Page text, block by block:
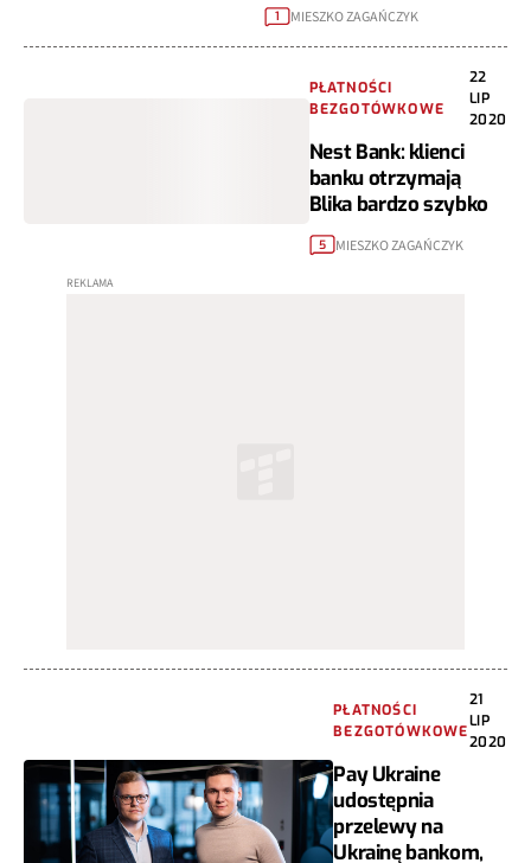
1 MIESZKO ZAGAŃCZYK
PŁATNOŚCI
BEZGOTÓWKOWE
22
LIP
2020
Nest Bank: klienci
banku otrzymają
Blika bardzo szybko
5 MIESZKO ZAGAŃCZYK
PŁATNOŚCI
BEZGOTÓWKOWE
21
LIP
2020
Pay Ukraine
udostępnia
przelewy na
Ukrainę bankom,